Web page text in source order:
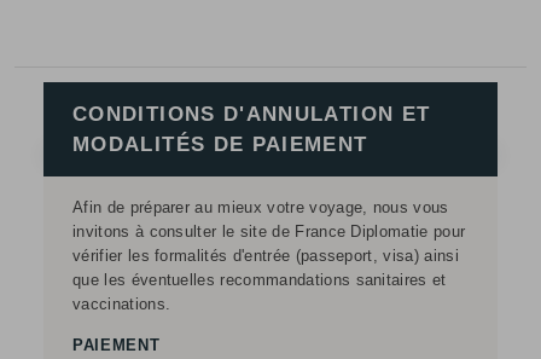
CONDITIONS D'ANNULATION ET
MODALITÉS DE PAIEMENT
Afin de préparer au mieux votre voyage, nous vous
invitons à consulter le site de France Diplomatie pour
vérifier les formalités d'entrée (passeport, visa) ainsi
que les éventuelles recommandations sanitaires et
vaccinations.
PAIEMENT